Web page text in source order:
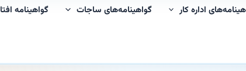
اداره کار گواهینامه‌های ساجات گواهینامه افتا